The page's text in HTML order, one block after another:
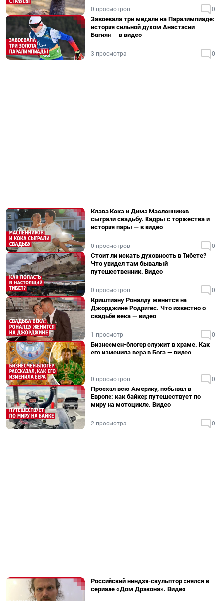
0 просмотров 0
Завоевала три медали на Паралимпиаде:
история сильной духом Анастасии
Багиян — в видео
3 просмотра 0
Клава Кока и Дима Масленников
сыграли свадьбу. Кадры с торжества и
история пары — в видео
0 просмотров 0
Стоит ли искать духовность в Тибете?
Что увидел там бывалый
путешественник. Видео
0 просмотров 0
Криштиану Роналду женится на
Джорджине Родригес. Что известно о
свадьбе века — видео
1 просмотр 0
Бизнесмен-блогер служит в храме. Как
его изменила вера в Бога — видео
0 просмотров 0
Проехал всю Америку, побывал в
Европе: как байкер путешествует по
миру на мотоцикле. Видео
2 просмотра 0
Российский ниндзя-скульптор снялся в
сериале «Дом Дракона». Видео